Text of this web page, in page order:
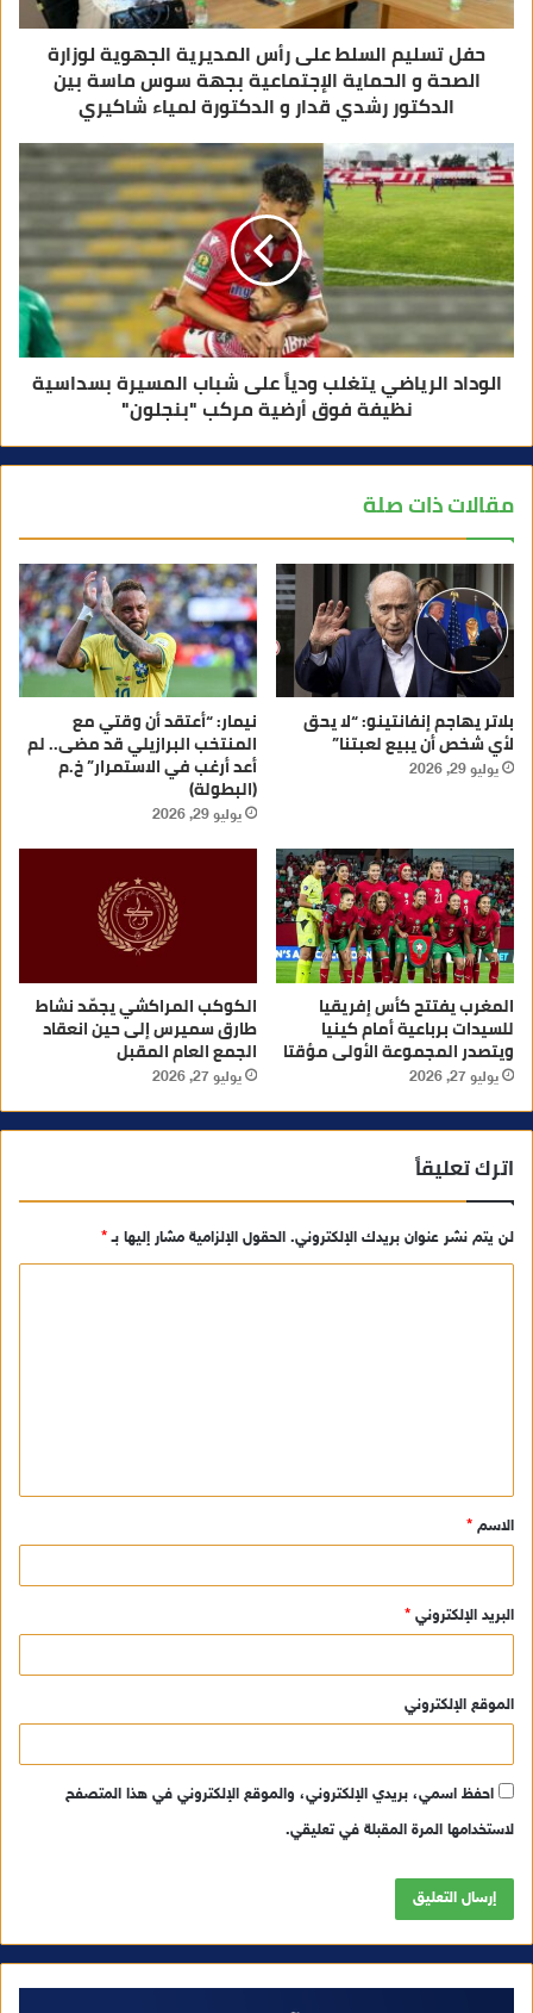
حفل تسليم السلط على رأس المديرية الجهوية لوزارة
الصحة و الحماية الإجتماعية بجهة سوس ماسة بين
الدكتور رشدي قدار و الدكتورة لمياء شاكيري
الوداد الرياضي يتغلب ودياً على شباب المسيرة بسداسية
نظيفة فوق أرضية مركب "بنجلون"
مقالات ذات صلة
بلاتر يهاجم إنفانتينو: “لا يحق
لأي شخص أن يبيع لعبتنا”
يوليو 29, 2026
نيمار: “أعتقد أن وقتي مع
المنتخب البرازيلي قد مضى.. لم
أعد أرغب في الاستمرار” خ.م
(البطولة)
يوليو 29, 2026
المغرب يفتتح كأس إفريقيا
للسيدات برباعية أمام كينيا
ويتصدر المجموعة الأولى مؤقتا
يوليو 27, 2026
الكوكب المراكشي يجمّد نشاط
طارق سميرس إلى حين انعقاد
الجمع العام المقبل
يوليو 27, 2026
اترك تعليقاً
لن يتم نشر عنوان بريدك الإلكتروني. الحقول الإلزامية مشار إليها بـ*
ق
*
الاسم *
البريد الإلكتروني *
الموقع الإلكتروني
احفظ اسمي، بريدي الإلكتروني، والموقع الإلكتروني في هذا المتصفح
لاستخدامها المرة المقبلة في تعليقي.